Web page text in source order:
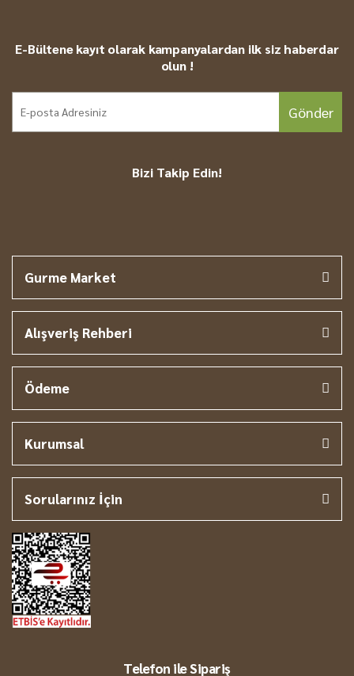
E-Bültene kayıt olarak kampanyalardan ilk siz haberdar
olun !
Gönder
Bizi Takip Edin!
Gurme Market
Alışveriş Rehberi
Ödeme
Kurumsal
Sorularınız İçin
Telefon ile Sipariş